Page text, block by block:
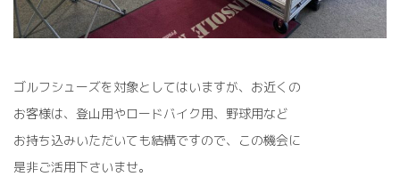
ゴルフシューズを対象としてはいますが、お近くの
お客様は、登山用やロードバイク用、野球用など
お持ち込みいただいても結構ですので、この機会に
是非ご活用下さいませ。